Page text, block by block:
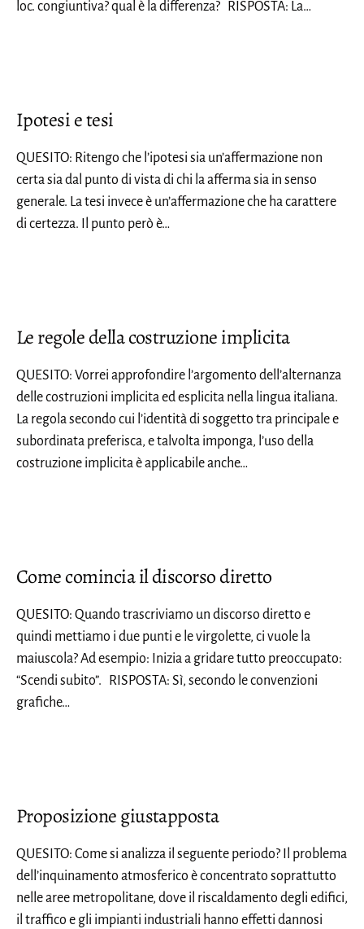
loc. congiuntiva? qual è la differenza? RISPOSTA: La…
Ipotesi e tesi
QUESITO: Ritengo che l’ipotesi sia un’affermazione non
certa sia dal punto di vista di chi la afferma sia in senso
generale. La tesi invece è un’affermazione che ha carattere
di certezza. Il punto però è…
Le regole della costruzione implicita
QUESITO: Vorrei approfondire l’argomento dell’alternanza
delle costruzioni implicita ed esplicita nella lingua italiana.
La regola secondo cui l’identità di soggetto tra principale e
subordinata preferisca, e talvolta imponga, l’uso della
costruzione implicita è applicabile anche…
Come comincia il discorso diretto
QUESITO: Quando trascriviamo un discorso diretto e
quindi mettiamo i due punti e le virgolette, ci vuole la
maiuscola? Ad esempio: Inizia a gridare tutto preoccupato:
“Scendi subito”. RISPOSTA: Sì, secondo le convenzioni
grafiche…
Proposizione giustapposta
QUESITO: Come si analizza il seguente periodo? Il problema
dell’inquinamento atmosferico è concentrato soprattutto
nelle aree metropolitane, dove il riscaldamento degli edifici,
il traffico e gli impianti industriali hanno effetti dannosi